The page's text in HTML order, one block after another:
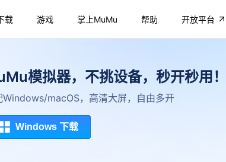
载 游戏 掌上MuMu 帮助 开放平台
模拟器，不挑设备，秒开秒用！
Windows/macOS，高清大屏，自由多开
Windows 下载